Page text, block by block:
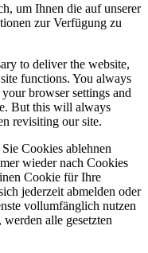
um Ihnen die auf unserer
zur Verfügung zu
to deliver the website,
functions. You always
browser settings and
But this will always
revisiting our site.
Cookies ablehnen
wieder nach Cookies
Cookie für Ihre
jederzeit abmelden oder
vollumfänglich nutzen
alle gesetzten